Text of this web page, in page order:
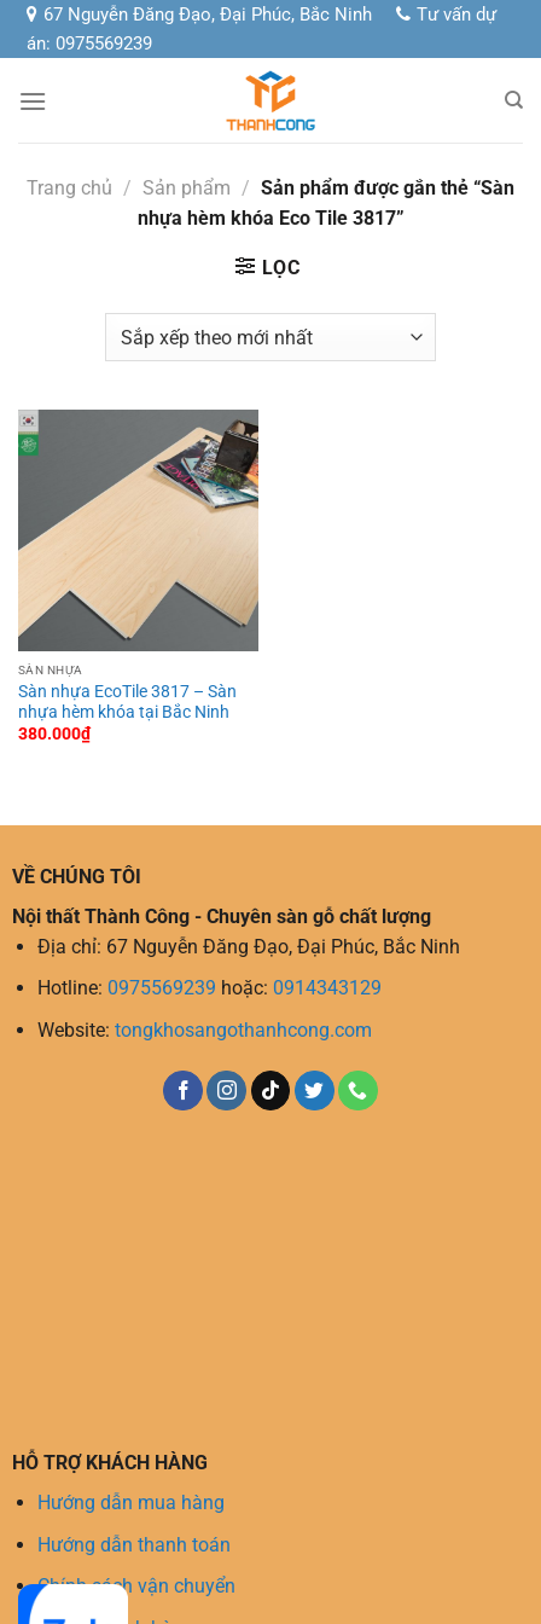
Chuyển
đến
dung
67 Nguyễn Đăng Đạo, Đại Phúc, Bắc Ninh
Tư vấn dự
án: 0975569239
Trang chủ / Sản phẩm / Sản phẩm được gắn thẻ “Sàn
nhựa hèm khóa Eco Tile 3817”
LỌC
SÀN NHỰA
Sàn nhựa EcoTile 3817 – Sàn
nhựa hèm khóa tại Bắc Ninh
380.000₫
VỀ CHÚNG TÔI
Nội thất Thành Công - Chuyên sàn gỗ chất lượng
Địa chỉ: 67 Nguyễn Đăng Đạo, Đại Phúc, Bắc Ninh
Hotline: 0975569239 hoặc: 0914343129
Website: tongkhosangothanhcong.com
HỖ TRỢ KHÁCH HÀNG
Hướng dẫn mua hàng
Hướng dẫn thanh toán
Chính sách vận chuyển